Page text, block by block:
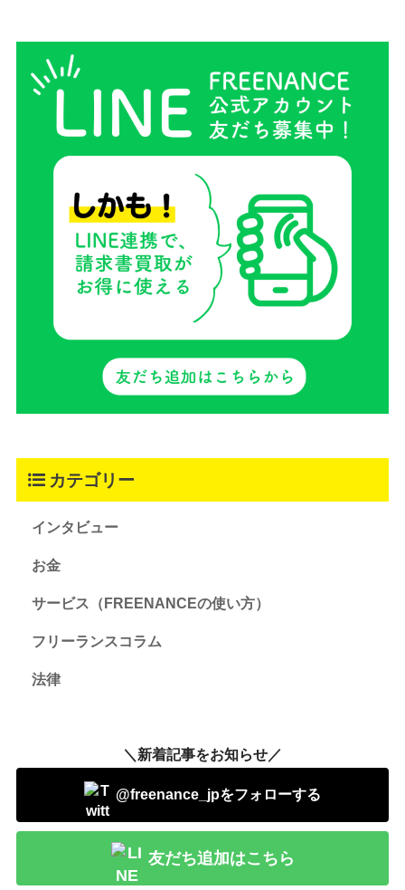
カテゴリー
インタビュー
お金
サービス（FREENANCEの使い方）
フリーランスコラム
法律
＼新着記事をお知らせ／
@freenance_jpをフォローする
友だち追加はこちら